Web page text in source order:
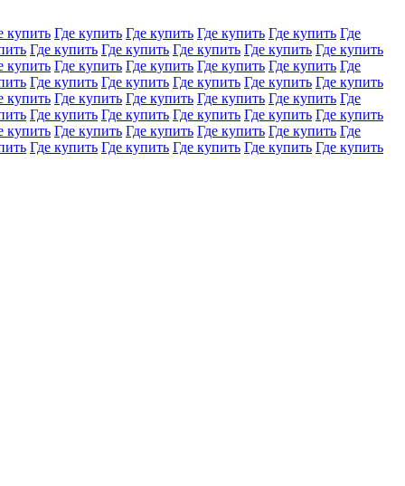
купить Где купить Где купить Где купить Где купить Где
Где купить Где купить Где купить Где купить Где купить
купить Где купить Где купить Где купить Где купить Где
Где купить Где купить Где купить Где купить Где купить
купить Где купить Где купить Где купить Где купить Где
Где купить Где купить Где купить Где купить Где купить
купить Где купить Где купить Где купить Где купить Где
Где купить Где купить Где купить Где купить Где купить